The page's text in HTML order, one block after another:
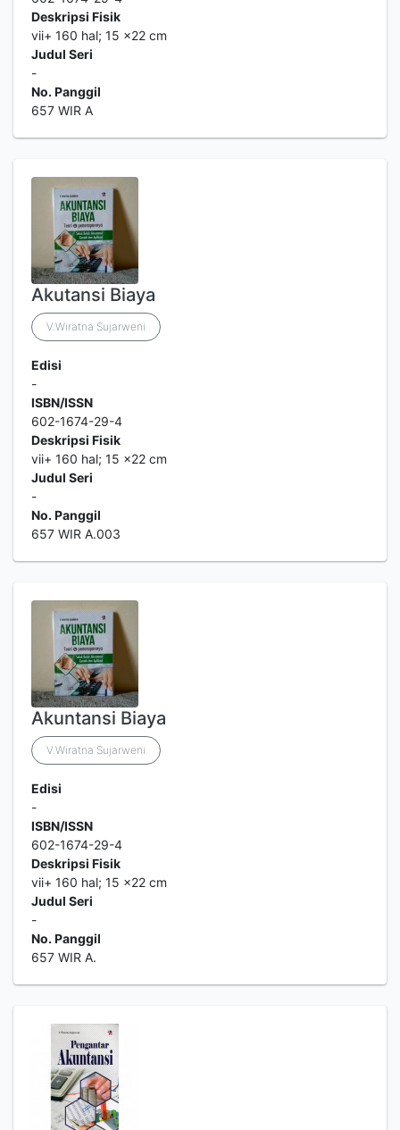
Deskripsi Fisik
vii+ 160 hal; 15 ×22 cm
Judul Seri
-
No. Panggil
657 WIR A
Akutansi Biaya
V.Wiratna Sujarweni
Edisi
-
ISBN/ISSN
602-1674-29-4
Deskripsi Fisik
vii+ 160 hal; 15 ×22 cm
Judul Seri
-
No. Panggil
657 WIR A.003
Akuntansi Biaya
V.Wiratna Sujarweni
Edisi
-
ISBN/ISSN
602-1674-29-4
Deskripsi Fisik
vii+ 160 hal; 15 ×22 cm
Judul Seri
-
No. Panggil
657 WIR A.